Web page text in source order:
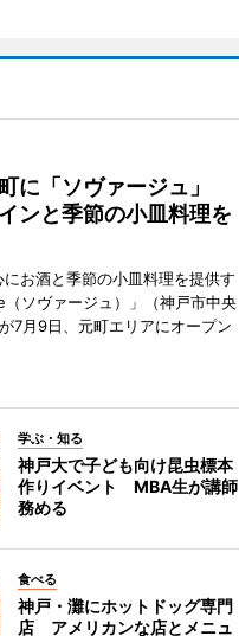
に「ソヴァージュ」
ンと季節の小皿料理を
にお酒と季節の小皿料理を提供す
（ソヴァージュ）」（神戸市中央
7月9日、元町エリアにオープン
学ぶ・知る
神戸大で子ども向け昆虫標本
作りイベント MBA生が講師
務める
食べる
神戸・灘にホットドッグ専門
店 アメリカンな店とメニュ